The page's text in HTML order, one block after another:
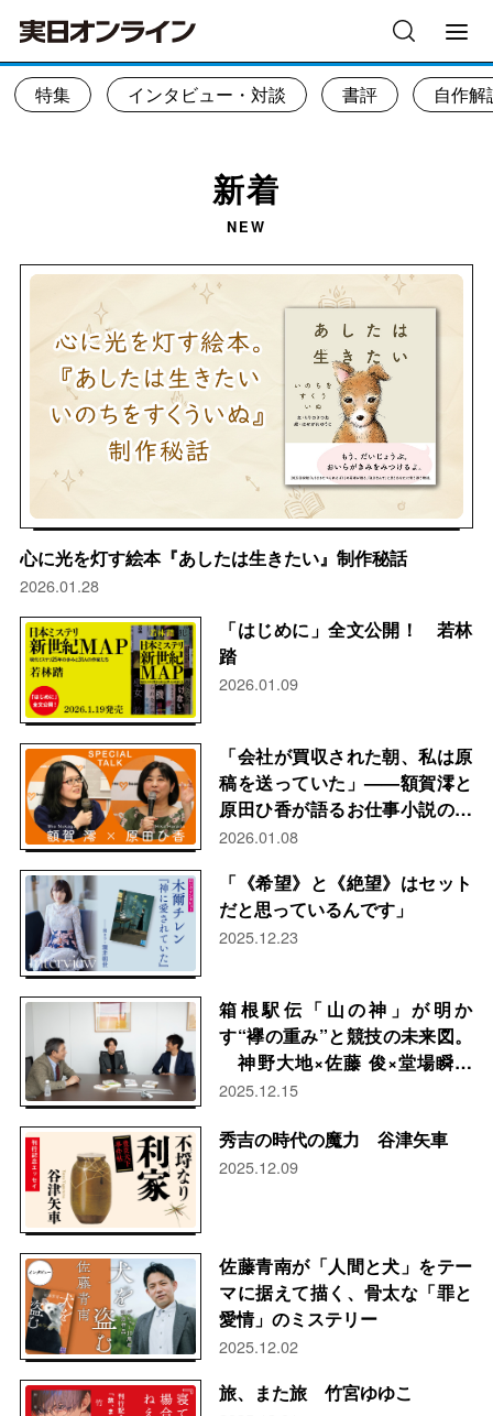
特集 インタビュー・対談 書評 自作解
新着
NEW
心に光を灯す絵本『あしたは生きたい』制作秘話
2026.01.28
「はじめに」全文公開！ 若林
踏
2026.01.09
「会社が買収された朝、私は原
稿を送っていた」——額賀澪と
原田ひ香が語るお仕事小説のリ
アル＆『弊社は買収されまし
2026.01.08
「《希望》と《絶望》はセット
だと思っているんです」
2025.12.23
箱根駅伝「山の神」が明か
す“襷の重み”と競技の未来図。
神野大地×佐藤 俊×堂場瞬一
スペシャルトーク
2025.12.15
秀吉の時代の魔力 谷津矢車
2025.12.09
佐藤青南が「人間と犬」をテー
マに据えて描く、骨太な「罪と
愛情」のミステリー
2025.12.02
旅、また旅 竹宮ゆゆこ